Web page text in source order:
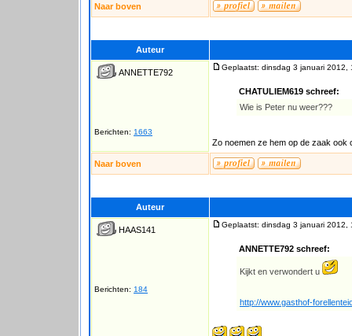
Naar boven
Auteur
ANNETTE792
Berichten: 1663
Geplaatst: dinsdag 3 januari 2012,
CHATULIEM619 schreef:
Wie is Peter nu weer???
Zo noemen ze hem op de zaak
Naar boven
Auteur
HAAS141
Berichten: 184
Geplaatst: dinsdag 3 januari 2012,
ANNETTE792 schreef:
Kijkt en verwondert u
http://www.gasthof-